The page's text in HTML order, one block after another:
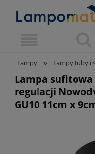
Lampy » Lampy tuby i
Lampa
regulacji
GU10 11cm x